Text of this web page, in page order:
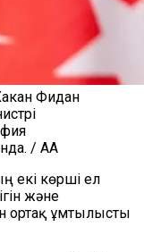
Фидан
/ AA
екі көрші ел
және
ортақ ұмтылысты